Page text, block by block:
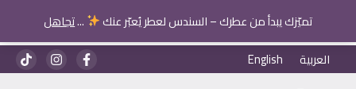
تميّزك يبدأ من عطرك – السندس لعطر يُعبّر عنك ...تجاهل
تخطي
إلى
العربية English